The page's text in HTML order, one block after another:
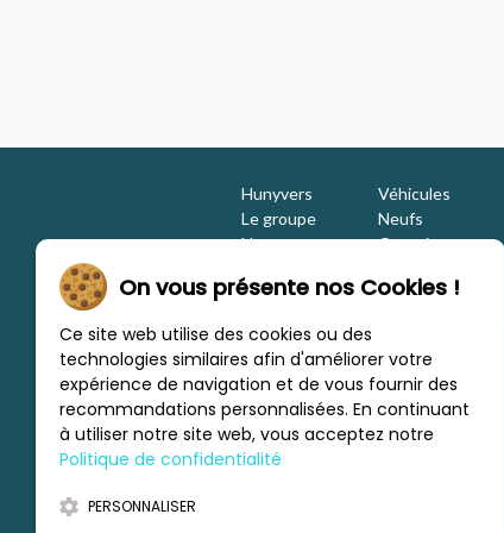
Hunyvers
Le groupe
Nos engagements
Nous rejoindre
Nos marques
Les concessions
Nous trouver
Véhicules
Neufs
Occasions
Location
Estimation /
Financement
On vous présente nos Cookies !
Ce site web utilise des cookies ou des
technologies similaires afin d'améliorer votre
expérience de navigation et de vous fournir des
recommandations personnalisées. En continuant
à utiliser notre site web, vous acceptez notre
Politique de confidentialité
PERSONNALISER